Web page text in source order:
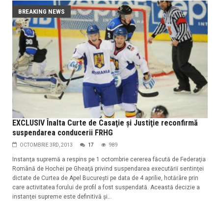
BREAKING NEWS
EXCLUSIV Înalta Curte de Casaţie şi Justiţie reconfirmă
suspendarea conducerii FRHG
OCTOMBRIE 3RD, 2013 17 989
Instanţa supremă a respins pe 1 octombrie cererea făcută de Federaţia
Română de Hochei pe Gheaţă privind suspendarea executării sentinţei
dictate de Curtea de Apel Bucureşti pe data de 4 aprilie, hotărâre prin
care activitatea forului de profil a fost suspendată. Această decizie a
instanţei supreme este definitivă şi...